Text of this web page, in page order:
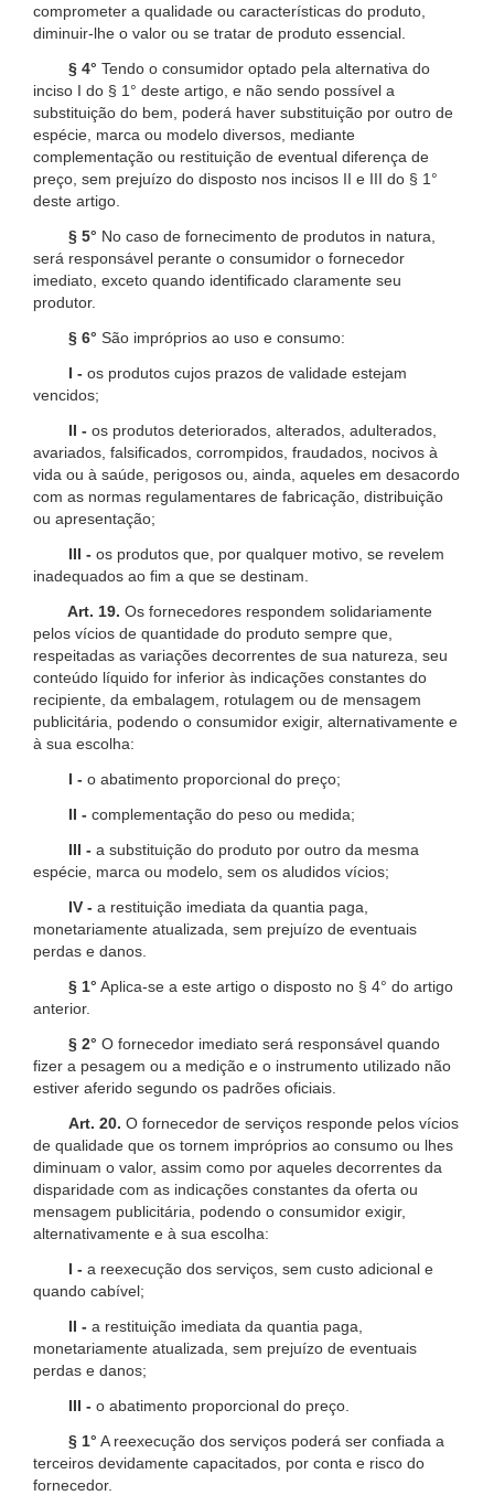
comprometer a qualidade ou características do produto,
diminuir-lhe o valor ou se tratar de produto essencial.
§ 4° Tendo o consumidor optado pela alternativa do
inciso I do § 1° deste artigo, e não sendo possível a
substituição do bem, poderá haver substituição por outro de
espécie, marca ou modelo diversos, mediante
complementação ou restituição de eventual diferença de
preço, sem prejuízo do disposto nos incisos II e III do § 1°
deste artigo.
§ 5° No caso de fornecimento de produtos in natura,
será responsável perante o consumidor o fornecedor
imediato, exceto quando identificado claramente seu
produtor.
§ 6° São impróprios ao uso e consumo:
I - os produtos cujos prazos de validade estejam
vencidos;
II - os produtos deteriorados, alterados, adulterados,
avariados, falsificados, corrompidos, fraudados, nocivos à
vida ou à saúde, perigosos ou, ainda, aqueles em desacordo
com as normas regulamentares de fabricação, distribuição
ou apresentação;
III - os produtos que, por qualquer motivo, se revelem
inadequados ao fim a que se destinam.
Art. 19. Os fornecedores respondem solidariamente
pelos vícios de quantidade do produto sempre que,
respeitadas as variações decorrentes de sua natureza, seu
conteúdo líquido for inferior às indicações constantes do
recipiente, da embalagem, rotulagem ou de mensagem
publicitária, podendo o consumidor exigir, alternativamente e
à sua escolha:
I - o abatimento proporcional do preço;
II - complementação do peso ou medida;
III - a substituição do produto por outro da mesma
espécie, marca ou modelo, sem os aludidos vícios;
IV - a restituição imediata da quantia paga,
monetariamente atualizada, sem prejuízo de eventuais
perdas e danos.
§ 1° Aplica-se a este artigo o disposto no § 4° do artigo
anterior.
§ 2° O fornecedor imediato será responsável quando
fizer a pesagem ou a medição e o instrumento utilizado não
estiver aferido segundo os padrões oficiais.
Art. 20. O fornecedor de serviços responde pelos vícios
de qualidade que os tornem impróprios ao consumo ou lhes
diminuam o valor, assim como por aqueles decorrentes da
disparidade com as indicações constantes da oferta ou
mensagem publicitária, podendo o consumidor exigir,
alternativamente e à sua escolha:
I - a reexecução dos serviços, sem custo adicional e
quando cabível;
II - a restituição imediata da quantia paga,
monetariamente atualizada, sem prejuízo de eventuais
perdas e danos;
III - o abatimento proporcional do preço.
§ 1° A reexecução dos serviços poderá ser confiada a
terceiros devidamente capacitados, por conta e risco do
fornecedor.